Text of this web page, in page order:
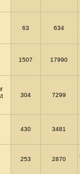
63 634
1507 17990
304 7299
430 3481
253 2870